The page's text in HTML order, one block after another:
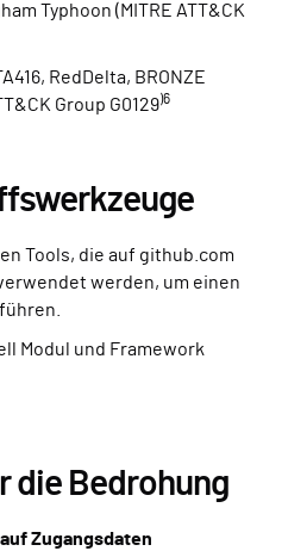
Typhoon (MITRE ATT&CK
RedDelta, BRONZE
Group G0129)6
Tools, die auf github.com
werden, um einen
Modul und Framework
die Bedrohung
Zugangsdaten